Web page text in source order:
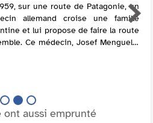
sur une route de Patagonie, un
allemand croise une famille
et lui propose de faire la route
Ce médecin, Josef Menguele,
aussi emprunté